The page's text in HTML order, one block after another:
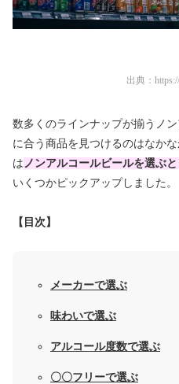
出典：
数多くのラインナップが揃うノ
に合う商品を見つけるのはなか
は ノンアルコールビールを選ぶ
いくつかピックアップしました。
【目次】
メーカーで選ぶ
味わいで選ぶ
アルコール度数で選ぶ
〇〇フリーで選ぶ